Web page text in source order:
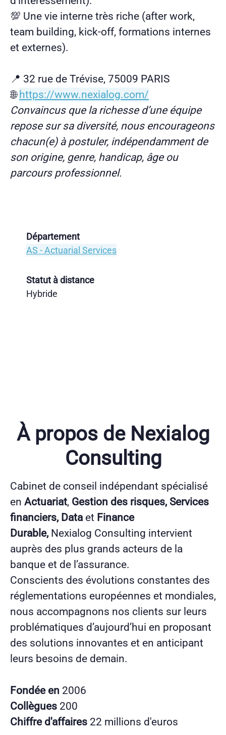
💯 Une vie interne très riche (after work,
team building, kick-off, formations internes
et externes).
📍 32 rue de Trévise, 75009 PARIS
🌐 https://www.nexialog.com/
Convaincus que la richesse d’une équipe
repose sur sa diversité, nous encourageons
chacun(e) à postuler, indépendamment de
son origine, genre, handicap, âge ou
parcours professionnel.
Département
AS - Actuarial Services
Statut à distance
Hybride
À propos de Nexialog
Consulting
Cabinet de conseil indépendant spécialisé
en Actuariat, Gestion des risques, Services
financiers, Data et Finance
Durable, Nexialog Consulting intervient
auprès des plus grands acteurs de la
banque et de l’assurance.
Conscients des évolutions constantes des
réglementations européennes et mondiales,
nous accompagnons nos clients sur leurs
problématiques d’aujourd’hui en proposant
des solutions innovantes et en anticipant
leurs besoins de demain.
Fondée en 2006
Collègues 200
Chiffre d'affaires 22 millions d'euros